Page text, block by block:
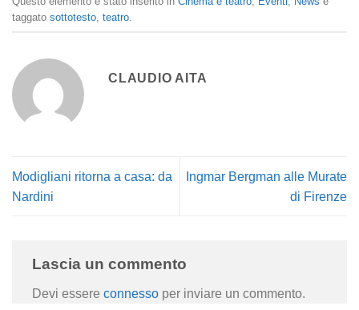
taggato sottotesto teatro
CLAUDIO AITA
Modigliani ritorna a casa: da
Nardini
Ingmar Bergman alle Murate
di Firenze
Lascia un commento
Devi essere connesso per inviare un commento.